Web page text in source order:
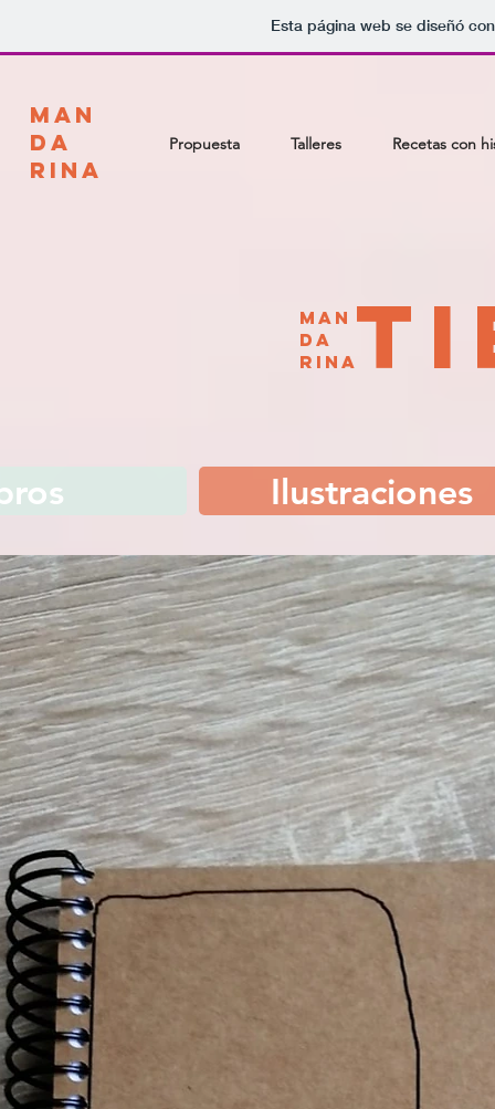
Esta página web se diseñó
MAN
DA
RINA
Propuesta Talleres Recetas con
MAN
DA
RINA
Ilustraciones